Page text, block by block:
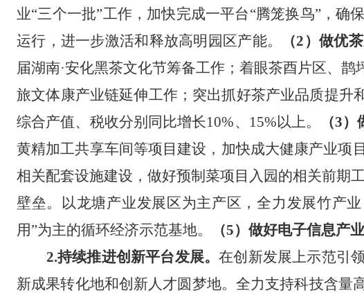
业“三个一批”工作，加快完成一平台“腾笼换鸟”，
运行，进一步激活和释放高明园区产能。
（2）做优茶
届湖南·安化黑茶文化节筹备工作；着眼茶酉片区、鹊
旅文体康产业链延伸工作；突出抓好茶产业品质提升
综合产值、税收分别同比增长10%、15%以上。
（3）
黄精加工共享车间等项目建设，加快成大健康产业项
相关配套设施建设，做好预制菜项目入园的相关前期工
壁垒。以龙塘产业发展区为主产区，全力发展竹产
用”为主的循环经济示范基地。
（5）做好电子信息产业
2.持续推进创新平台发展。在创新发展上示范引
新成果转化地和创新人才圆梦地。全力支持科技含